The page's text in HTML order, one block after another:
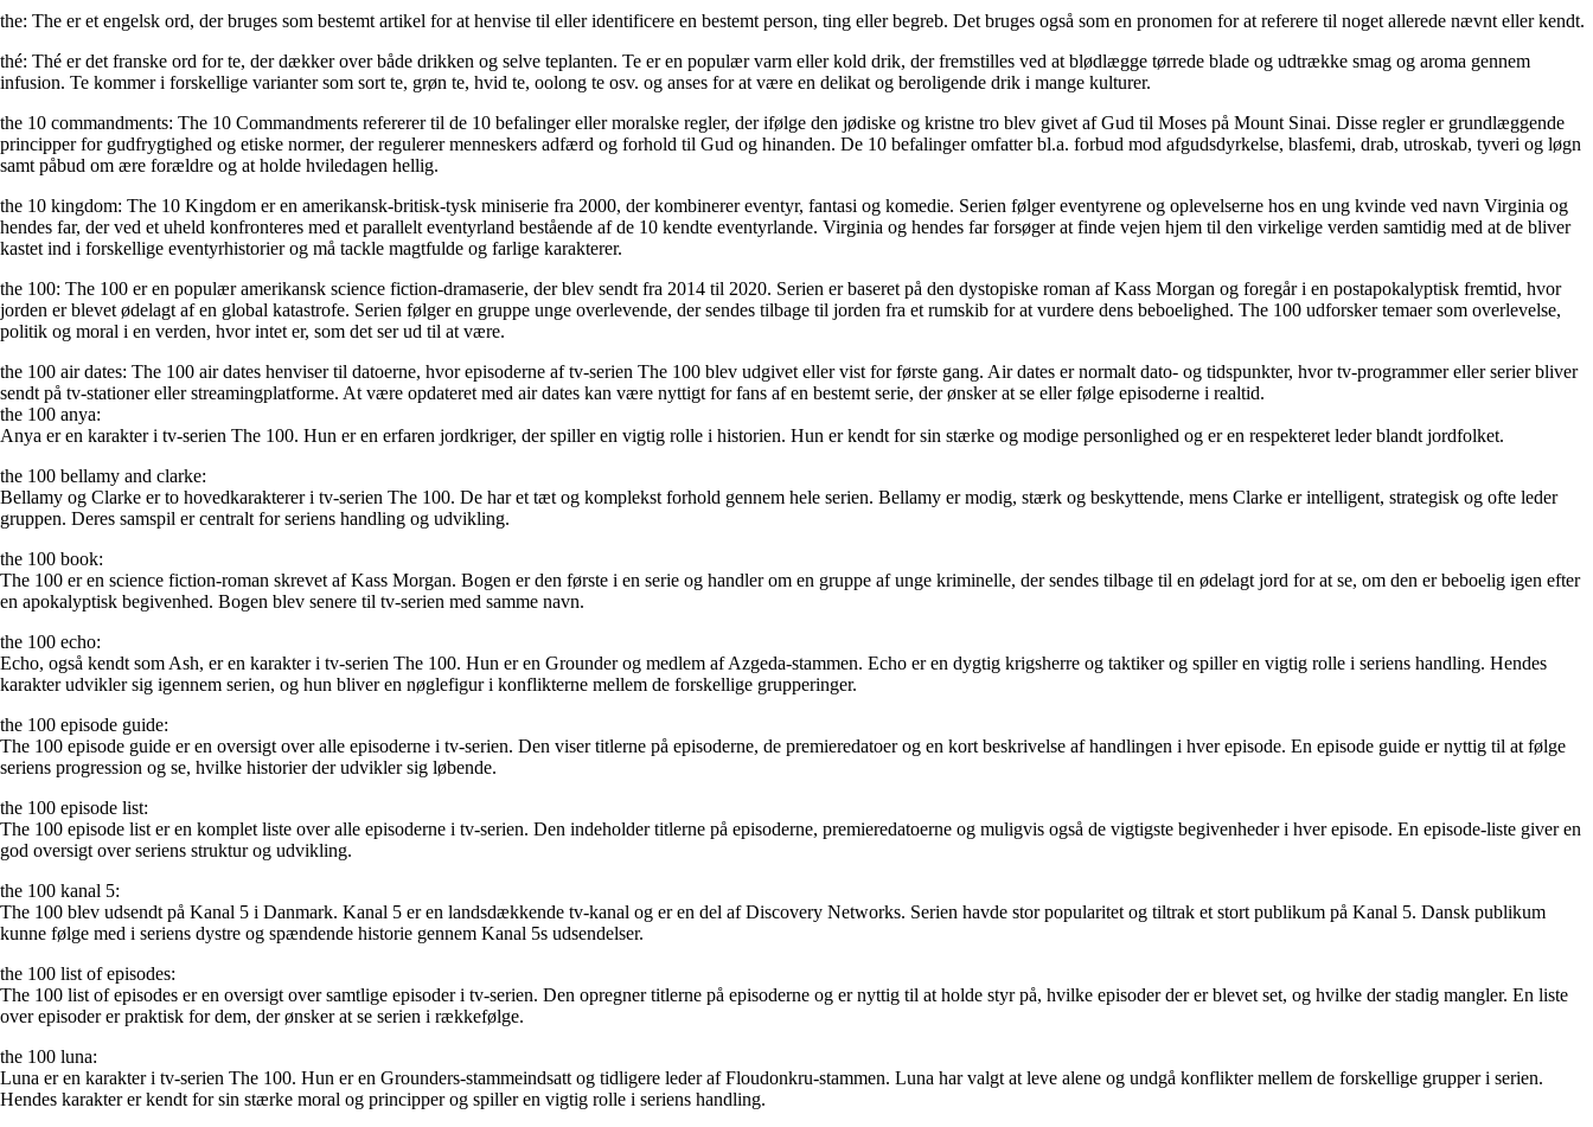
the: The er et engelsk ord, der bruges som bestemt artikel for at henvise til eller identificere en bestemt person, ting eller begreb. Det bruges også som en pronomen for at referere til noget allerede nævnt eller kendt.
thé: Thé er det franske ord for te, der dækker over både drikken og selve teplanten. Te er en populær varm eller kold drik, der fremstilles ved at blødlægge tørrede blade og udtrække smag og aroma gennem
infusion. Te kommer i forskellige varianter som sort te, grøn te, hvid te, oolong te osv. og anses for at være en delikat og beroligende drik i mange kulturer.
the 10 commandments: The 10 Commandments refererer til de 10 befalinger eller moralske regler, der ifølge den jødiske og kristne tro blev givet af Gud til Moses på Mount Sinai. Disse regler er grundlæggende
principper for gudfrygtighed og etiske normer, der regulerer menneskers adfærd og forhold til Gud og hinanden. De 10 befalinger omfatter bl.a. forbud mod afgudsdyrkelse, blasfemi, drab, utroskab, tyveri og løgn
samt påbud om ære forældre og at holde hviledagen hellig.
the 10 kingdom: The 10 Kingdom er en amerikansk-britisk-tysk miniserie fra 2000, der kombinerer eventyr, fantasi og komedie. Serien følger eventyrene og oplevelserne hos en ung kvinde ved navn Virginia og
hendes far, der ved et uheld konfronteres med et parallelt eventyrland bestående af de 10 kendte eventyrlande. Virginia og hendes far forsøger at finde vejen hjem til den virkelige verden samtidig med at de bliver
kastet ind i forskellige eventyrhistorier og må tackle magtfulde og farlige karakterer.
the 100: The 100 er en populær amerikansk science fiction-dramaserie, der blev sendt fra 2014 til 2020. Serien er baseret på den dystopiske roman af Kass Morgan og foregår i en postapokalyptisk fremtid, hvor
jorden er blevet ødelagt af en global katastrofe. Serien følger en gruppe unge overlevende, der sendes tilbage til jorden fra et rumskib for at vurdere dens beboelighed. The 100 udforsker temaer som overlevelse,
politik og moral i en verden, hvor intet er, som det ser ud til at være.
the 100 air dates: The 100 air dates henviser til datoerne, hvor episoderne af tv-serien The 100 blev udgivet eller vist for første gang. Air dates er normalt dato- og tidspunkter, hvor tv-programmer eller serier bliver
sendt på tv-stationer eller streamingplatforme. At være opdateret med air dates kan være nyttigt for fans af en bestemt serie, der ønsker at se eller følge episoderne i realtid.
the 100 anya:
Anya er en karakter i tv-serien The 100. Hun er en erfaren jordkriger, der spiller en vigtig rolle i historien. Hun er kendt for sin stærke og modige personlighed og er en respekteret leder blandt jordfolket.
the 100 bellamy and clarke:
Bellamy og Clarke er to hovedkarakterer i tv-serien The 100. De har et tæt og komplekst forhold gennem hele serien. Bellamy er modig, stærk og beskyttende, mens Clarke er intelligent, strategisk og ofte leder
gruppen. Deres samspil er centralt for seriens handling og udvikling.
the 100 book:
The 100 er en science fiction-roman skrevet af Kass Morgan. Bogen er den første i en serie og handler om en gruppe af unge kriminelle, der sendes tilbage til en ødelagt jord for at se, om den er beboelig igen efter
en apokalyptisk begivenhed. Bogen blev senere til tv-serien med samme navn.
the 100 echo:
Echo, også kendt som Ash, er en karakter i tv-serien The 100. Hun er en Grounder og medlem af Azgeda-stammen. Echo er en dygtig krigsherre og taktiker og spiller en vigtig rolle i seriens handling. Hendes
karakter udvikler sig igennem serien, og hun bliver en nøglefigur i konflikterne mellem de forskellige grupperinger.
the 100 episode guide:
The 100 episode guide er en oversigt over alle episoderne i tv-serien. Den viser titlerne på episoderne, de premieredatoer og en kort beskrivelse af handlingen i hver episode. En episode guide er nyttig til at følge
seriens progression og se, hvilke historier der udvikler sig løbende.
the 100 episode list:
The 100 episode list er en komplet liste over alle episoderne i tv-serien. Den indeholder titlerne på episoderne, premieredatoerne og muligvis også de vigtigste begivenheder i hver episode. En episode-liste giver en
god oversigt over seriens struktur og udvikling.
the 100 kanal 5:
The 100 blev udsendt på Kanal 5 i Danmark. Kanal 5 er en landsdækkende tv-kanal og er en del af Discovery Networks. Serien havde stor popularitet og tiltrak et stort publikum på Kanal 5. Dansk publikum
kunne følge med i seriens dystre og spændende historie gennem Kanal 5s udsendelser.
the 100 list of episodes:
The 100 list of episodes er en oversigt over samtlige episoder i tv-serien. Den opregner titlerne på episoderne og er nyttig til at holde styr på, hvilke episoder der er blevet set, og hvilke der stadig mangler. En liste
over episoder er praktisk for dem, der ønsker at se serien i rækkefølge.
the 100 luna:
Luna er en karakter i tv-serien The 100. Hun er en Grounders-stammeindsatt og tidligere leder af Floudonkru-stammen. Luna har valgt at leve alene og undgå konflikter mellem de forskellige grupper i serien.
Hendes karakter er kendt for sin stærke moral og principper og spiller en vigtig rolle i seriens handling.